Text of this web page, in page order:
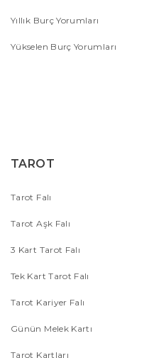
Yıllık Burç Yorumları
Yükselen Burç Yorumları
TAROT
Tarot Falı
Tarot Aşk Falı
3 Kart Tarot Falı
Tek Kart Tarot Falı
Tarot Kariyer Falı
Günün Melek Kartı
Tarot Kartları